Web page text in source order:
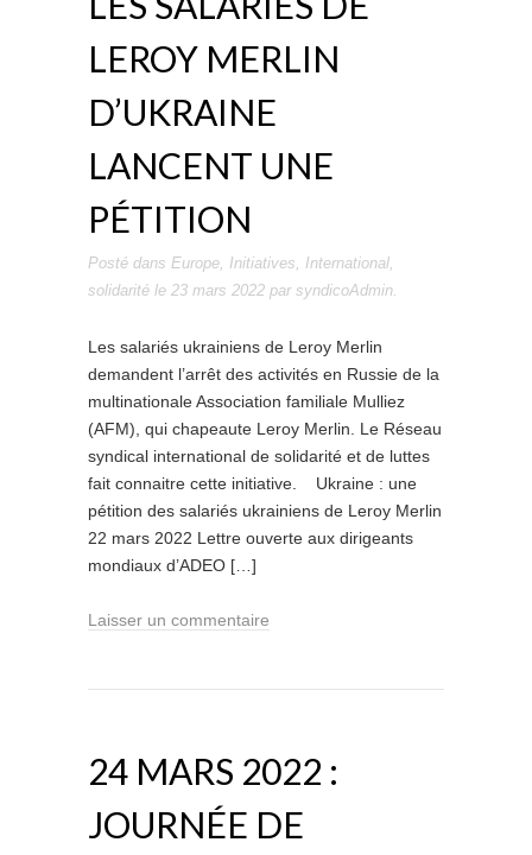
LEROY MERLIN
D’UKRAINE
LANCENT UNE
PÉTITION
Posté dans Europe, Initiatives, International,
solidarité le 23 mars 2022 par syndicoAdmin.
Les salariés ukrainiens de Leroy Merlin
demandent l’arrêt des activités en Russie de la
multinationale Association familiale Mulliez
(AFM), qui chapeaute Leroy Merlin. Le Réseau
syndical international de solidarité et de luttes
fait connaitre cette initiative. Ukraine : une
pétition des salariés ukrainiens de Leroy Merlin
22 mars 2022 Lettre ouverte aux dirigeants
mondiaux d’ADEO […]
Laisser un commentaire
24 MARS 2022 :
JOURNÉE DE